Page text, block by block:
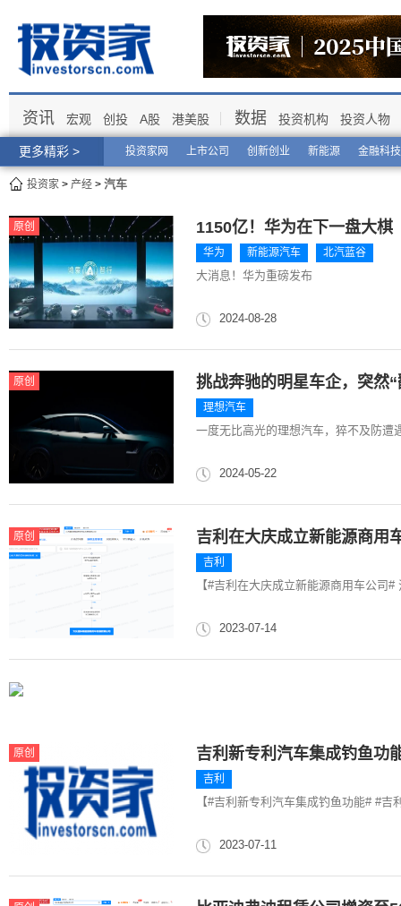
更多精彩 > 投资家网 上市公司 创新创业 新能源 金融科技
资讯 宏观 创投 A股 港美股 数据 投资机构 投资人物
投资家 > 产经 > 汽车
原创 1150亿！华为在下一盘大棋
华为 新能源汽车 北汽蓝谷
大消息！华为重磅发布
2024-08-28
原创 挑战奔驰的明星车企，突然
理想汽车
一度无比高光的理想汽车，猝不及防遭
2024-05-22
原创 吉利在大庆成立新能源商用
吉利
【#吉利在大庆成立新能源商用车公司#
2023-07-14
原创 吉利新专利汽车集成钓鱼功
吉利
【#吉利新专利汽车集成钓鱼功能# #
2023-07-11